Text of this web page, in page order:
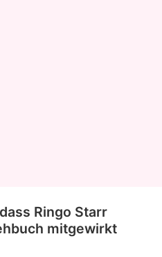
Ringo Starr
mitgewirkt